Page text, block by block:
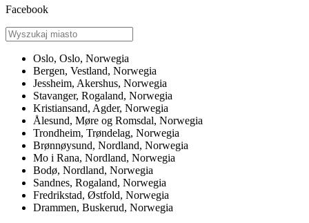
Facebook
Oslo, Oslo, Norwegia
Bergen, Vestland, Norwegia
Jessheim, Akershus, Norwegia
Stavanger, Rogaland, Norwegia
Kristiansand, Agder, Norwegia
Ålesund, Møre og Romsdal, Norwegia
Trondheim, Trøndelag, Norwegia
Brønnøysund, Nordland, Norwegia
Mo i Rana, Nordland, Norwegia
Bodø, Nordland, Norwegia
Sandnes, Rogaland, Norwegia
Fredrikstad, Østfold, Norwegia
Drammen, Buskerud, Norwegia